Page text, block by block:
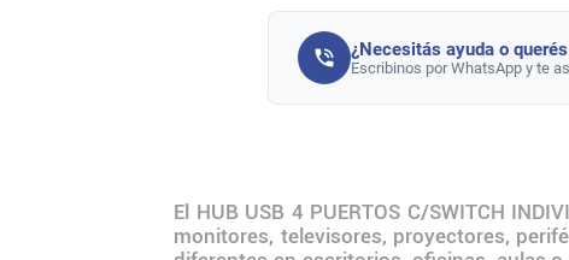
¿Necesitás ayuda o
Escribinos por WhatsApp y te
El HUB USB 4 PUERTOS C/SWITCH
monitores, televisores, proyectores,